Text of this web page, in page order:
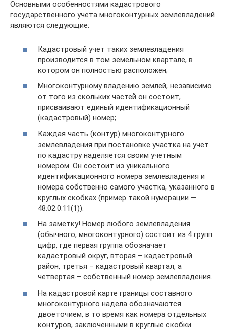
Основными особенностями кадастрового
государственного учета многоконтурных землевладений
являются следующие:
Кадастровый учет таких землевладения
производится в том земельном квартале, в
котором он полностью расположен;
Многоконтурному владению землей, независимо
от того из скольких частей он состоит,
присваивают единый идентификационный
(кадастровый) номер;
Каждая часть (контур) многоконтурного
землевладения при постановке участка на учет
по кадастру наделяется своим учетным
номером. Он состоит из уникального
идентификационного номера землевладения и
номера собственно самого участка, указанного в
круглых скобках (пример такой нумерации —
48:02:0:11(1)).
На заметку! Номер любого землевладения
(обычного, многоконтурного) состоит из 4 групп
цифр, где первая группа обозначает
кадастровый округ, вторая – кадастровый
район, третья – кадастровый квартал, а
четвертая – собственный номер землевладения.
На кадастровой карте границы составного
многоконтурного надела обозначаются
двоеточием, в то время как номера отдельных
контуров, заключенными в круглые скобки